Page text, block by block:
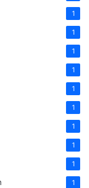
1
1
1
1
1
1
1
1
1
1